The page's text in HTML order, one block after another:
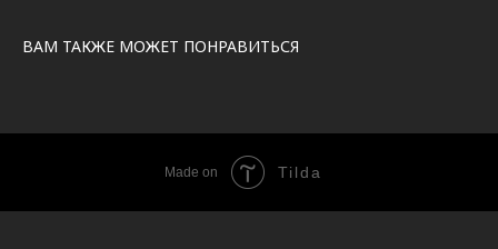
ВАМ ТАКЖЕ МОЖЕТ ПОНРАВИТЬСЯ
Made on Tilda